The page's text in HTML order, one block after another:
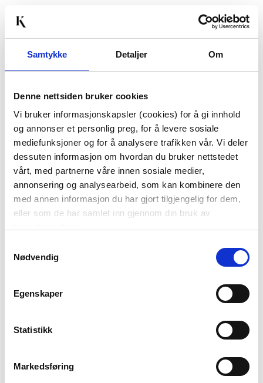
Samtykke Detaljer Om
Denne nettsiden bruker cookies
Vi bruker informasjonskapsler (cookies) for å gi innhold
og annonser et personlig preg, for å levere sosiale
mediefunksjoner og for å analysere trafikken vår. Vi deler
dessuten informasjon om hvordan du bruker nettstedet
vårt, med partnerne våre innen sosiale medier,
annonsering og analysearbeid, som kan kombinere den
med annen informasjon du har gjort tilgjengelig for dem,
eller som de har samlet inn gjennom din bruk av
Nødvendig
Egenskaper
Statistikk
Markedsføring
Passer med
SOFABORD ELENA Ø 85
CM
2.999,00
POTTE BRIANA 14 CM
74,50
149,00
99,50